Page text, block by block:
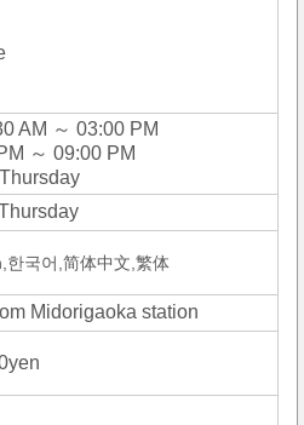
AM ～ 03:00 PM
～ 09:00 PM
한국어,简体中文,繁体
Midorigaoka station